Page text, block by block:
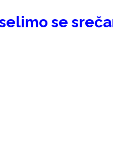
se